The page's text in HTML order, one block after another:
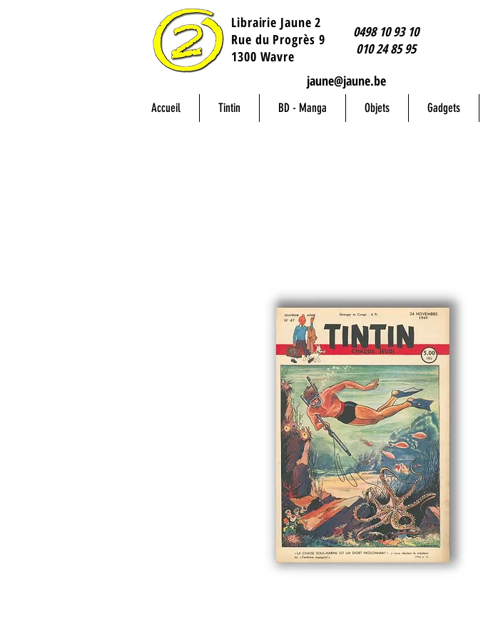
Librairie Jaune 2
​Rue du Progrès 9
1300 Wavre
0498 10 93 10
010 24 85 95
jaune@jaune.be
Accueil Tintin BD - Manga Objets Gadgets